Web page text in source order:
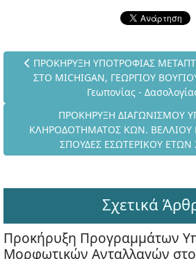
Προηγούμενο άρθρο: ΠΡΟΚΗΡΥΞΗ
ΠΡΟΚΗΡΥΞΗ ΥΠΟΤΡΟΦΙΑΣ
ΣΤΟ MICHIGAN, ΓΕΩΡΓΙΟΥ
Γεωπονίας -
Επόμενο άρθρο:
ΠΡΟΚΗΡΥΞΗ ΔΙΑΓΩΝΙΣΜΟΥ
ΚΛΗΡΟΔΟΤΗΜΑΤΟΣ ΚΩΝ. ΒΕΛΛΙΟΥ
ΣΠΟΥΔΕΣ ΕΣΩΤΕΡΙΚΟΥ ΕΤΩΝ
Σχετικά
Προκήρυξη Προγραμμάτων
Μορφωτικών Ανταλλαγών στο